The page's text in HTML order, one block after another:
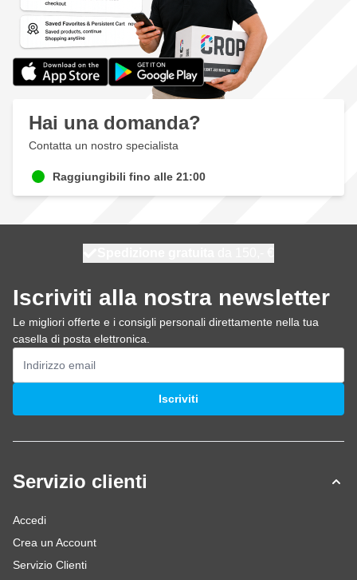
Hai una domanda?
Contatta un nostro specialista
Raggiungibili fino alle 21:00
Iscriviti alla nostra newsletter
Le migliori offerte e i consigli personali direttamente nella tua
casella di posta elettronica.
Indirizzo email
Iscriviti
Servizio clienti
Accedi
Crea un Account
Servizio Clienti